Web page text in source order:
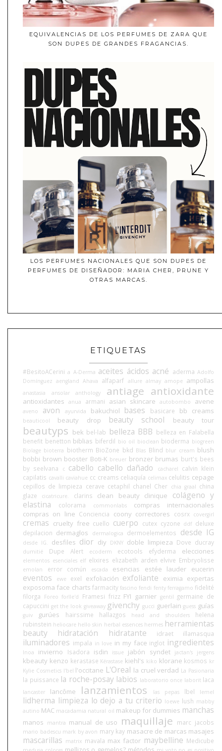
EQUIVALENCIAS DE LOS PERFUMES DE ZARA QUE
SON DUPES DE GRANDES FRAGANCIAS.
LOS PERFUMES NACIONALES QUE SON DUPES DE
PERFUMES DE DISEÑADOR: MARIA CHER, PRUNE Y
OTRAS MARCAS.
ETIQUETAS
#BesitoACerini a A-Derma aceites ácidos acné aderma Adolfo
Domínguez aengland Ahava alfaparf allure almay amope ampollas
anastasia ansolar anthology antiage antioxidante
antioxidantes anua armani asian skincare autobombo avene
aveno avon ayurvida bakuchiol bases basicare bb creams
beauticool beauty drop beauty school beauty tour
beautyps bek bel-lab belleza BBB belleza en Falabella
benefit benetton biblias biferdil bio oil bioclean bioderma biogreen
Biolage bioterra biotherm BioZone bkd Blas Blind blur cream blush
bobbi brown booster Boti-K breuer bronzer brumas burt's bees
by seelvana
c cabello cabello dañado cacharel
calvin klein
capilatis cavalli caviahue cc creams celiaquía celimax celulitis cepage
cepillos de limpieza cerave cetaphil chanel Cher chia graal china
glaze
cicatricure. clarins clean beauty clinique
colágeno y
elastina
colorama commonlabs
compras internacionales
compras on line Conciencia coony correctores cosrx covergirl
cremas cruelty free cuello cuerpo cutex cyzone ddf deluxe
depilacion dermaglos dermalogica dermoelementos desde IG
desde IG. desfiles dior diy DKNY doble limpieza Dove ducray
dumitié Dupe Alert ecoderm ecotools efyderma elecciones
elementos esenciales elf elixires elizabeth arden elvive Embryolisse
emolan error común escada esencias estée lauder eucerin
eventos ewe exel exfoliación exfoliante eximia expertas
exposoma face charts farmacity fascino fendi fenty ferragamo fidelité
filorga
Foreo forlle'd Framesi frizz FYI garnier gentil germaine de
capuccini get the look giveaway givenchy gucci guerlain guess guías
guiv gurúes hairssime hallazgos head and shoulders
helena
rubinstein heliocare hello skin herbal essences hermes herramientas
beauty
hidratación hidratante idraet illamasqua
iluminadores impala in love in my face inglot ingredientes
Inoa invierno Isadora isdin issue jabón syndet jactan's jergens
kbeauty kenzo kerastase Kérastase kiehl's kiko klorane kosmos kr
Kylie Cosmetics l'bel l'occitane L'Oreal la cruel verdad La Pasionaria
la puissance la roche-posay labios laboratorio once laborit laca
lancaster lancôme lanzamientos las pepas lbel lemel
lidherma limpieza lo dejo a tu criterio loewe lush mabby
autino MAC macadamia natural oil makeup for dummies manchas
manos mantra manual de uso maquillaje marc jacobs
mario badescu mark by avon mary kay masacre de marcas masajes
mascarillas matrix mavala max factor maybelline Medicube